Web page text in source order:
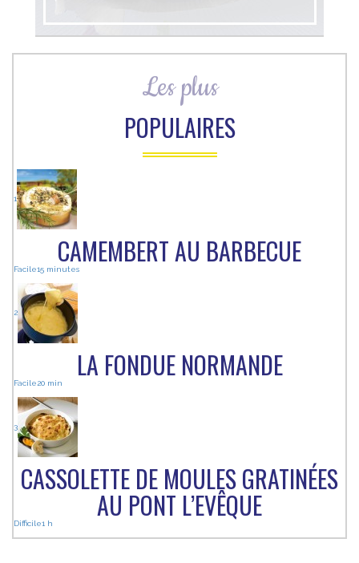
Les plus
POPULAIRES
1
CAMEMBERT AU BARBECUE
Facile15 minutes
2
LA FONDUE NORMANDE
Facile20 min
3
CASSOLETTE DE MOULES GRATINÉES
AU PONT L’EVÊQUE
Difficile1 h